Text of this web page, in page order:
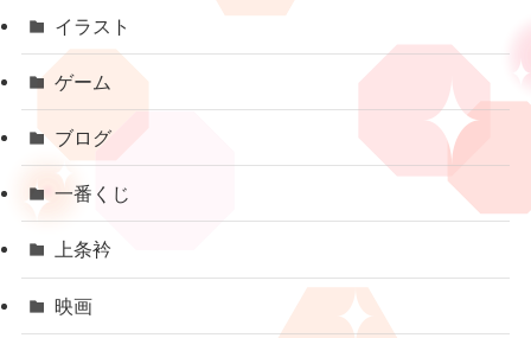
イラスト
ゲーム
ブログ
一番くじ
上条衿
映画